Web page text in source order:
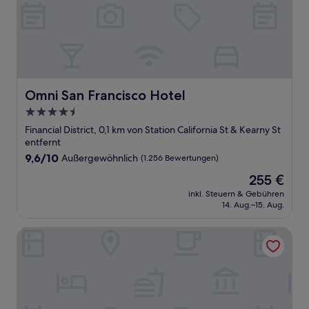
Omni San Francisco Hotel
Omni San Francisco Hotel
4.5-
Sterne-
Unterkunft
Financial District, 0,1 km von Station California St & Kearny St
entfernt
9.6
9,6/10 Außergewöhnlich (1.256 Bewertungen)
Der
Preis
beträgt
255 €
inkl. Steuern & Gebühren
14. Aug.–15. Aug.